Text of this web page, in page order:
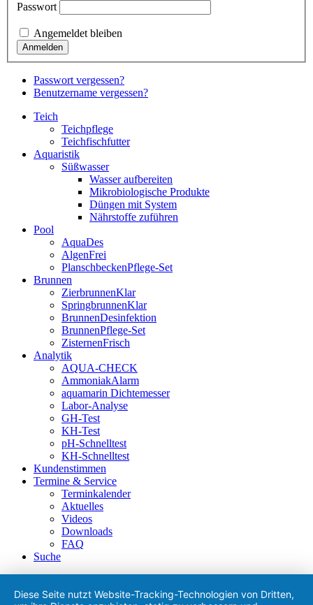
Passwort
Angemeldet bleiben
Passwort vergessen?
Benutzername vergessen?
Teich
Teichpflege
Teichfischfutter
Aquaristik
Süßwasser
Wasser aufbereiten
Mikrobiologische Produkte
Düngen mit System
Nährstoffe zuführen
Pool
AquaDes
AlgenFrei
PlanschbeckenPflege-Set
Brunnen
ZierbrunnenKlar
SpringbrunnenKlar
BrunnenDesinfektion
BrunnenPflege-Set
ZisternenFrisch
Analytik
AQUA-CHECK
AmmoniakAlarm
aquamarin Dichtemesser
Labor-Analyse
GH-Test
KH-Test
pH-Schnelltest
KH-Schnelltest
Kundenstimmen
Termine & Service
Terminkalender
Aktuelles
Videos
Downloads
FAQ
Suche
Diese Seite nutzt Website-Tracking-Technologien von Dritten,